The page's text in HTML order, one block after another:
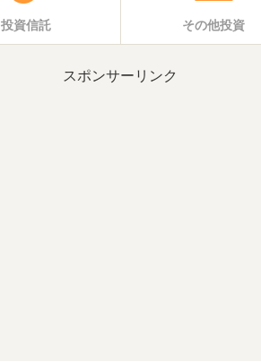
投資信託 その他投資
スポンサーリンク